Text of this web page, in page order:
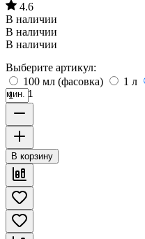
4.6
В наличии
В наличии
В наличии
Выберите артикул:
100 мл (фасовка)
1 л
мин. 1
В корзину